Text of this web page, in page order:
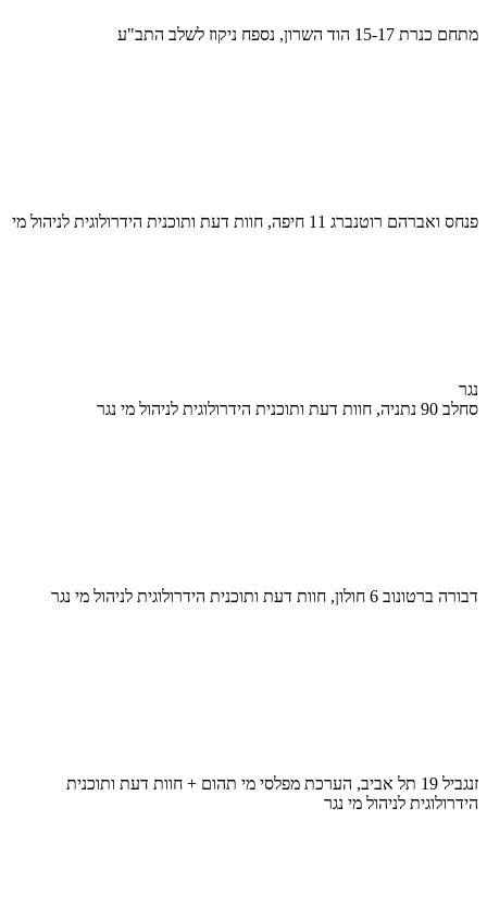
מתחם כנרת 15-17 הוד השרון, נספח ניקוז לשלב התב"ע
פנחס ואברהם רוטנברג 11 חיפה, חוות דעת ותוכנית הידרולוגית לניהול מי
נגר
סחלב 90 נתניה, חוות דעת ותוכנית הידרולוגית לניהול מי נגר
דבורה ברטונוב 6 חולון, חוות דעת ותוכנית הידרולוגית לניהול מי נגר
זנגביל 19 תל אביב, הערכת מפלסי מי תהום + חוות דעת ותוכנית
הידרולוגית לניהול מי נגר